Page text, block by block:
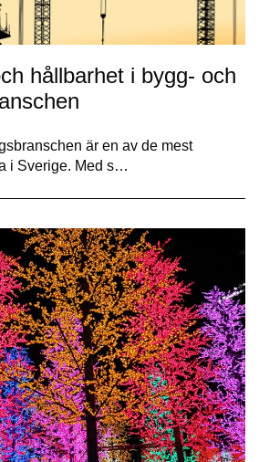
hållbarhet i bygg- och
är en av de mest
i Sverige. Med s…